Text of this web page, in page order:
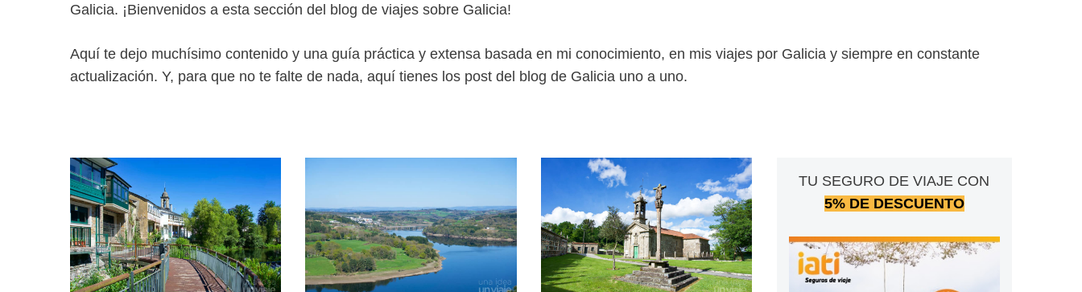
Galicia. ¡Bienvenidos a esta sección del blog de viajes sobre Galicia!
Aquí te dejo muchísimo contenido y una guía práctica y extensa basada en mi conocimiento, en mis viajes por Galicia y siempre en constante
actualización. Y, para que no te falte de nada, aquí tienes los post del blog de Galicia uno a uno.
TU SEGURO DE VIAJE CON
5% DE DESCUENTO